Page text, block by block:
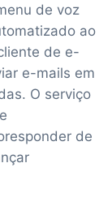
de voz
ao
de e-
e-mails em
O serviço
de